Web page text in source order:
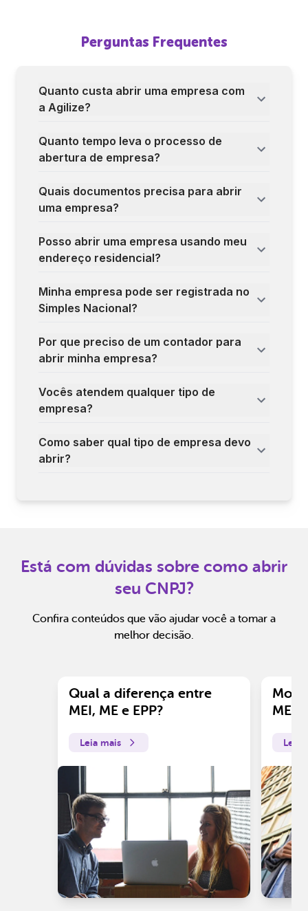
Perguntas Frequentes
Quanto custa abrir uma empresa com
a Agilize?
Quanto tempo leva o processo de
abertura de empresa?
Quais documentos precisa para abrir
uma empresa?
Posso abrir uma empresa usando meu
endereço residencial?
Minha empresa pode ser registrada no
Simples Nacional?
Por que preciso de um contador para
abrir minha empresa?
Vocês atendem qualquer tipo de
empresa?
Como saber qual tipo de empresa devo
abrir?
Está com dúvidas sobre como abrir
seu CNPJ?
Confira conteúdos que vão ajudar você a tomar a
melhor decisão.
Qual a diferença entre
MEI, ME e EPP?
Leia mais
ME?
Leia